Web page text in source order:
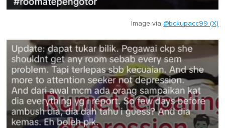
Image via @bckupacc99 (X)